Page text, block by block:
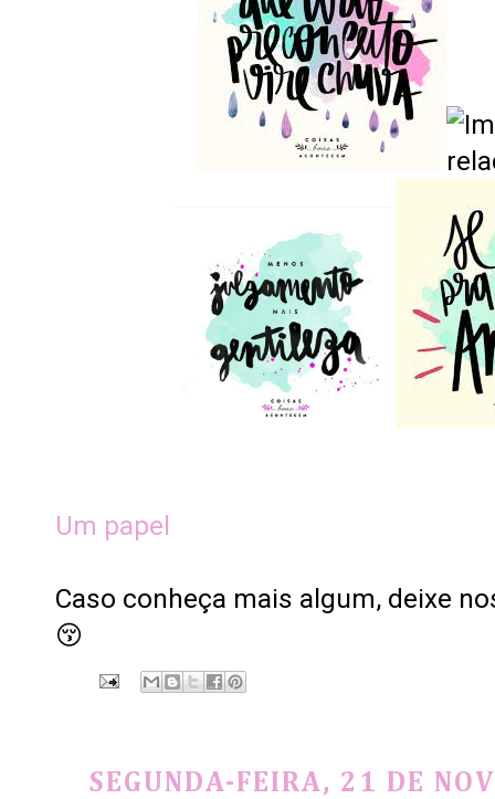
Um papel
Caso conheça mais algum, deixe
😚
SEGUNDA-FEIRA, 21 DE